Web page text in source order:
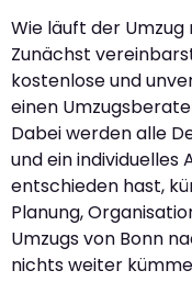
Wie läuft der
Zunächst
kostenlose und
einen
Dabei werden alle
und ein individuelles
entschieden hast,
Planung,
Umzugs von Bonn
nichts weiter